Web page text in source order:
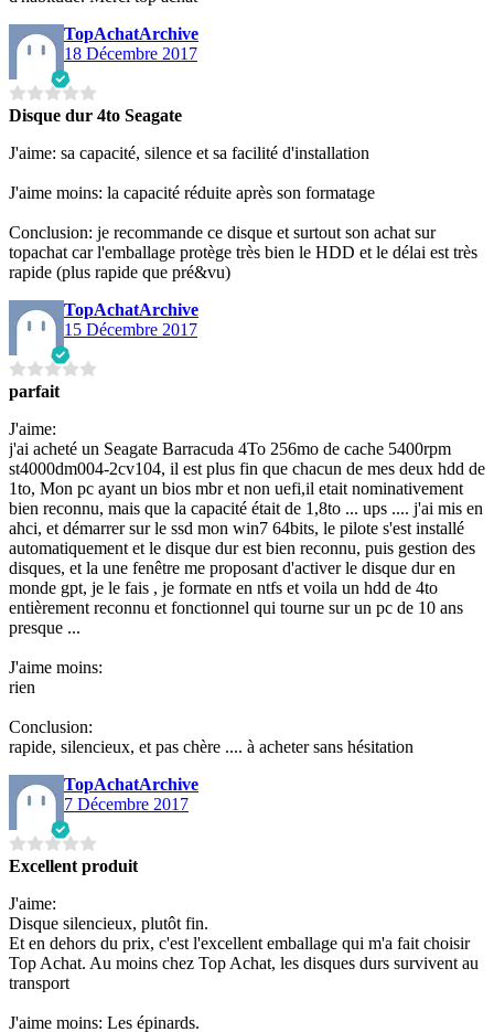
TopAchatArchive
18 Décembre 2017
Disque dur 4to Seagate
J'aime: sa capacité, silence et sa facilité d'installation
J'aime moins: la capacité réduite après son formatage
Conclusion: je recommande ce disque et surtout son achat sur
topachat car l'emballage protège très bien le HDD et le délai est très
rapide (plus rapide que pré&vu)
TopAchatArchive
15 Décembre 2017
parfait
J'aime:
j'ai acheté un Seagate Barracuda 4To 256mo de cache 5400rpm
st4000dm004-2cv104, il est plus fin que chacun de mes deux hdd de
1to, Mon pc ayant un bios mbr et non uefi,il etait nominativement
bien reconnu, mais que la capacité était de 1,8to ... ups .... j'ai mis en
ahci, et démarrer sur le ssd mon win7 64bits, le pilote s'est installé
automatiquement et le disque dur est bien reconnu, puis gestion des
disques, et la une fenêtre me proposant d'activer le disque dur en
monde gpt, je le fais , je formate en ntfs et voila un hdd de 4to
entièrement reconnu et fonctionnel qui tourne sur un pc de 10 ans
presque ...
J'aime moins:
rien
Conclusion:
rapide, silencieux, et pas chère .... à acheter sans hésitation
TopAchatArchive
7 Décembre 2017
Excellent produit
J'aime:
Disque silencieux, plutôt fin.
Et en dehors du prix, c'est l'excellent emballage qui m'a fait choisir
Top Achat. Au moins chez Top Achat, les disques durs survivent au
transport
J'aime moins: Les épinards.